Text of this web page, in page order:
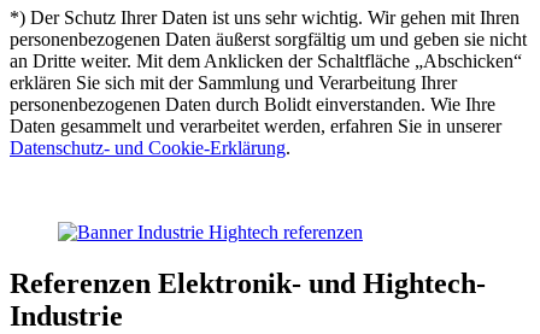
*) Der Schutz Ihrer Daten ist uns sehr wichtig. Wir gehen mit Ihren
personenbezogenen Daten äußerst sorgfältig um und geben sie nicht
an Dritte weiter. Mit dem Anklicken der Schaltfläche „Abschicken“
erklären Sie sich mit der Sammlung und Verarbeitung Ihrer
personenbezogenen Daten durch Bolidt einverstanden. Wie Ihre
Daten gesammelt und verarbeitet werden, erfahren Sie in unserer
Datenschutz- und Cookie-Erklärung.
Referenzen Elektronik- und Hightech-
Industrie